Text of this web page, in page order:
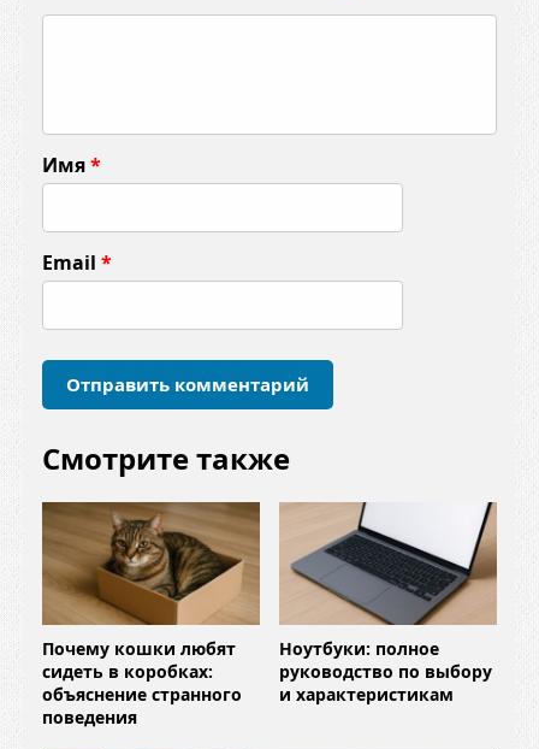
м
е
т
а
р
и
Имя*
Email *
Смотрите также
Почему кошки любят
сидеть в коробках:
объяснение странного
поведения
Ноутбуки: полное
руководство по выбору
и характеристикам